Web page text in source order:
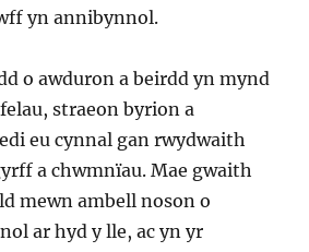
yn annibynnol.
o awduron a beirdd yn mynd
straeon byrion a
eu cynnal gan rwydwaith
a chwmnïau. Mae gwaith
mewn ambell noson o
ar hyd y lle, ac yn yr